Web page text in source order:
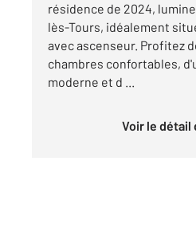
résidence de 2024,
lès-Tours, idéalement
avec ascenseur. Profitez
chambres confortables,
moderne et d ...
Voir le